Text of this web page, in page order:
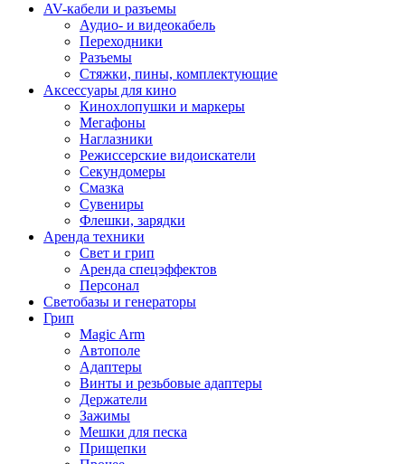
AV-кабели и разъемы
Аудио- и видеокабель
Переходники
Разъемы
Стяжки, пины, комплектующие
Аксессуары для кино
Кинохлопушки и маркеры
Мегафоны
Наглазники
Режиссерские видоискатели
Секундомеры
Смазка
Сувениры
Флешки, зарядки
Аренда техники
Свет и грип
Аренда спецэффектов
Персонал
Светобазы и генераторы
Грип
Magic Arm
Автополе
Адаптеры
Винты и резьбовые адаптеры
Держатели
Зажимы
Мешки для песка
Прищепки